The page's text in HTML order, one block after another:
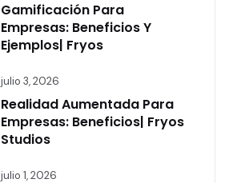
Gamificación Para
Empresas: Beneficios Y
Ejemplos| Fryos
julio 3, 2026
Realidad Aumentada Para
Empresas: Beneficios| Fryos
Studios
julio 1, 2026